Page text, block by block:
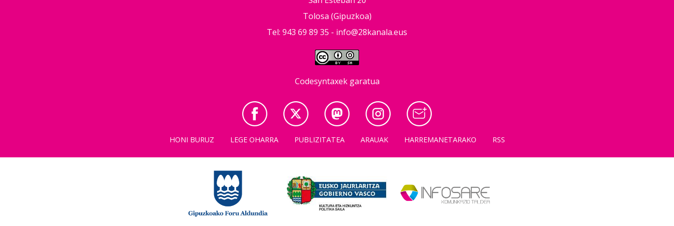
Tolosa (Gipuzkoa)
Tel: 943 69 89 35 - info@28kanala.eus
Codesyntaxek garatua
HONI BURUZ LEGE OHARRA PUBLIZITATEA ARAUAK HARREMANETARAKO RSS